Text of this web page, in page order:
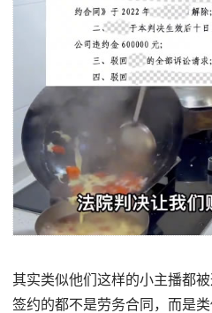
其实类似他们这样的小主播都
签约的都不是劳务合同，而是